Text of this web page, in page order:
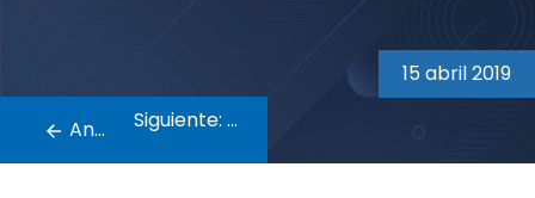
15 abril 2019
de
entradas
Anterior: Siguiente: